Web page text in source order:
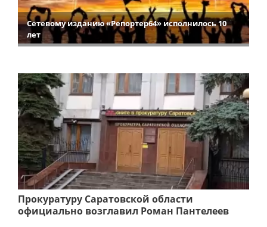
Сетевому изданию «Репортер64» исполнилось 10
лет
Прокуратуру Саратовской области
официально возглавил Роман Пантелеев